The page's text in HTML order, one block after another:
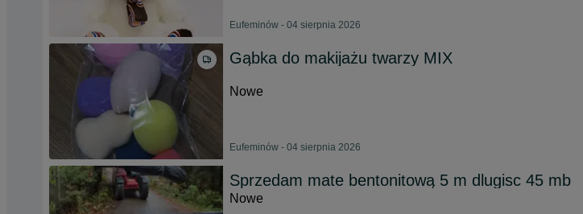
Eufeminów - 04 sierpnia 2026
Gąbka do makijażu twarzy MIX
Nowe
Eufeminów - 04 sierpnia 2026
Sprzedam mate bentonitową 5 m dlugisc 45 mb
Nowe